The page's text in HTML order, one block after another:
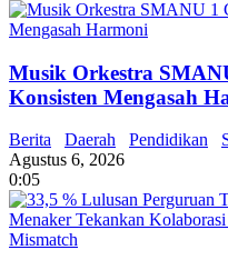
Musik Orkestra
Konsisten Mengasah
Berita Daerah Pendidikan
Agustus 6, 2026
0:05